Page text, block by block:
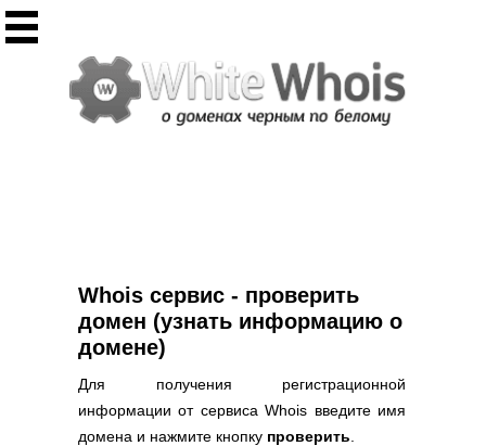
Инструменты
Массовый Whois
Регистрация домена
CHMOD калькулятор
Полезное
Новости о доменах
Статьи о доменах
Whois сервис - проверить
домен (узнать информацию о
домене)
Для получения регистрационной
информации от сервиса Whois введите имя
домена и нажмите кнопку проверить